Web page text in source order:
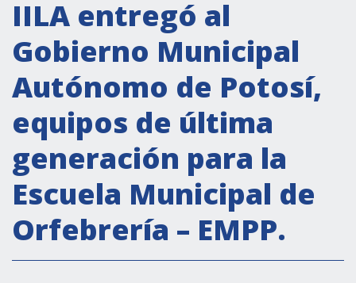
Secretaría Cultural
Secretaría Socioeconómica
Secretaría Técnico-científica
Forum Pymes
Conferencia Italia- América Latina y el Caribe
Red para la promoción de la igualdad de
género
Becas
Partnership
IILA entregó al
Gobierno Municipal
Autónomo de Potosí,
equipos de última
generación para la
Escuela Municipal de
Orfebrería – EMPP.